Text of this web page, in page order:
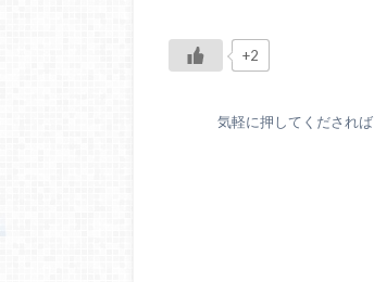
+2
気軽に押してくだされ